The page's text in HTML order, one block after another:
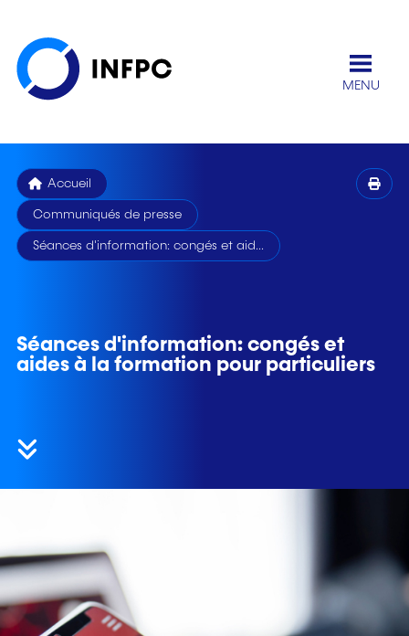
MENU
Accueil
Communiqués de presse
Séances d'information: congés et aid...
Séances d'information: congés et
aides à la formation pour particuliers